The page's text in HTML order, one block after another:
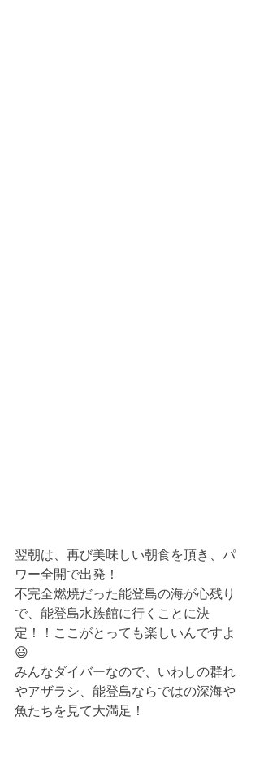
翌朝は、再び美味しい朝食を頂き、パ
ワー全開で出発！
不完全燃焼だった能登島の海が心残り
で、能登島水族館に行くことに決
定！！ここがとっても楽しいんですよ
😃
みんなダイバーなので、いわしの群れ
やアザラシ、能登島ならではの深海や
魚たちを見て大満足！